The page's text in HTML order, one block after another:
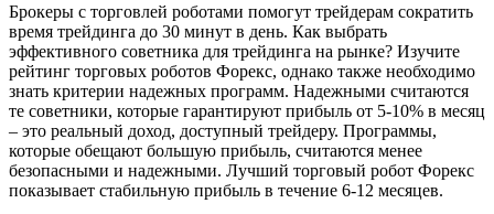
Брокеры с торговлей роботами помогут трейдерам сократить
время трейдинга до 30 минут в день. Как выбрать
эффективного советника для трейдинга на рынке? Изучите
рейтинг торговых роботов Форекс, однако также необходимо
знать критерии надежных программ. Надежными считаются
те советники, которые гарантируют прибыль от 5-10% в месяц
– это реальный доход, доступный трейдеру. Программы,
которые обещают большую прибыль, считаются менее
безопасными и надежными. Лучший торговый робот Форекс
показывает стабильную прибыль в течение 6-12 месяцев.